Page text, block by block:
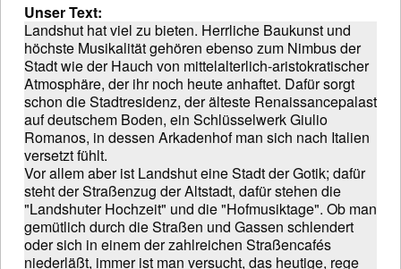
Unser Text:
Landshut hat viel zu bieten. Herrliche Baukunst und
höchste Musikalität gehören ebenso zum Nimbus der
Stadt wie der Hauch von mittelalterlich-aristokratischer
Atmosphäre, der ihr noch heute anhaftet. Dafür sorgt
schon die Stadtresidenz, der älteste Renaissancepalast
auf deutschem Boden, ein Schlüsselwerk Giulio
Romanos, in dessen Arkadenhof man sich nach Italien
versetzt fühlt.
Vor allem aber ist Landshut eine Stadt der Gotik; dafür
steht der Straßenzug der Altstadt, dafür stehen die
"Landshuter Hochzeit" und die "Hofmusiktage". Ob man
gemütlich durch die Straßen und Gassen schlendert
oder sich in einem der zahlreichen Straßencafés
niederläßt, immer ist man versucht, das heutige, rege